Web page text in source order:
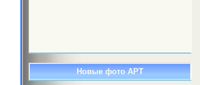
Новые фото АРТ